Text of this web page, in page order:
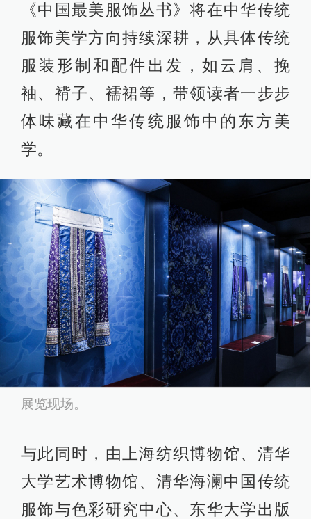
《中国最美服饰丛书》将在中华传统
服饰美学方向持续深耕，从具体传统
服装形制和配件出发，如云肩、挽
袖、褙子、襦裙等，带领读者一步步
体味藏在中华传统服饰中的东方美
学。
展览现场。
与此同时，由上海纺织博物馆、清华
大学艺术博物馆、清华海澜中国传统
服饰与色彩研究中心、东华大学出版